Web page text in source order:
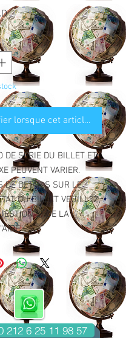
Prix
lorsque cet article est
DE SERIE DU BILLET ET
PEUVENT VARIER.
DE DETAILS SUR LE
DU BILLET VEUILLEZ,
2" DE LA
212 6 25 11 98 57